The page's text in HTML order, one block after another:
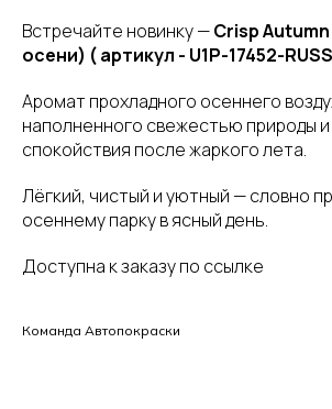
Встречайте новинку —Crisp
осени) ( артикул - U1P-17452-
Аромат прохладного осеннего
наполненного свежестью природы
спокойствия после жаркого лета.
Лёгкий, чистый и уютный — словно
осеннему парку в ясный день.
Доступна к заказу по ссылке
Команда Автопокраски